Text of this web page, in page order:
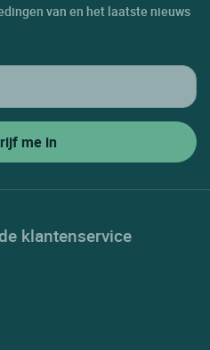
van en het laatste nieuws
klantenservice